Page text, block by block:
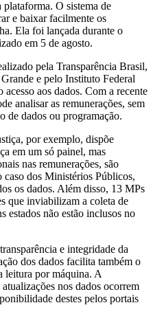
O sistema de
e baixar facilmente os
Ela foi lançada durante o
em 5 de agosto.
pela Transparência Brasil,
e pelo Instituto Federal
aos dados. Com a recente
analisar as remunerações, sem
de dados ou programação.
por exemplo, dispõe
em um só painel, mas
nas remunerações, são
caso dos Ministérios Públicos,
os dados. Além disso, 13 MPs
que inviabilizam a coleta de
estados não estão inclusos no
e integridade da
dos dados facilita também o
leitura por máquina. A
nos dados ocorrem
destes pelos portais